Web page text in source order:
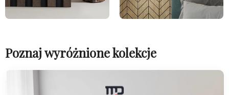
Poznaj wyróżnione kolekcje